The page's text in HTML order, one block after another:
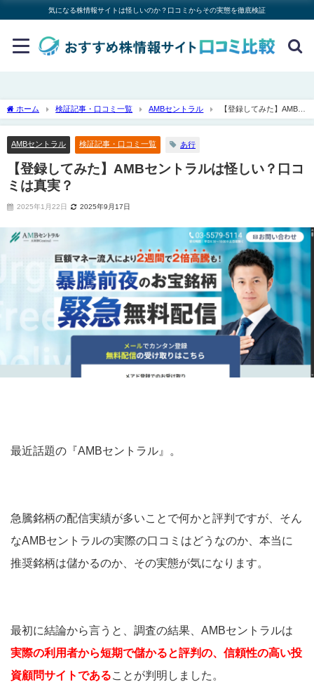
気になる株情報サイトは怪しいのか？口コミからその実態を徹底検証
ホーム 検証記事・口コミ一覧 AMBセントラル
【登録してみた】AMBセ
ントラルは怪しい？口コミは真実？
AMBセントラル 検証記事・口コミ一覧 あ行
【登録してみた】AMBセントラルは怪しい？口コ
ミは真実？
2025年1月22日 2025年9月17日
最近話題の『AMBセントラル』。
急騰銘柄の配信実績が多いことで何かと評判ですが、そん
なAMBセントラルの実際の口コミはどうなのか、本当に
推奨銘柄は儲かるのか、その実態が気になります。
最初に結論から言うと、調査の結果、AMBセントラルは
実際の利用者から短期で儲かると評判の、信頼性の高い投
資顧問サイトであることが判明しました。